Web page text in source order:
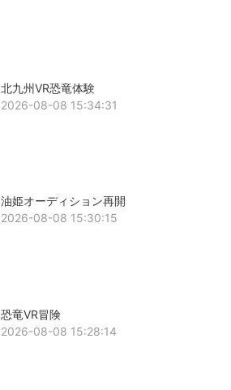
北九州VR恐竜体験
2026-08-08 15:34:31
油姫オーディション再開
2026-08-08 15:30:15
恐竜VR冒険
2026-08-08 15:28:14